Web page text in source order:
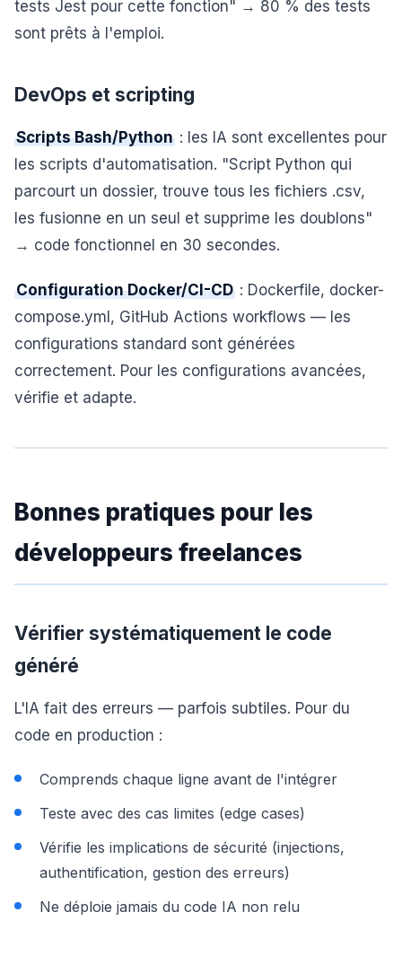
tests Jest pour cette fonction" → 80 % des tests
sont prêts à l'emploi.
DevOps et scripting
Scripts Bash/Python : les IA sont excellentes pour
les scripts d'automatisation. "Script Python qui
parcourt un dossier, trouve tous les fichiers .csv,
les fusionne en un seul et supprime les doublons"
→ code fonctionnel en 30 secondes.
Configuration Docker/CI-CD : Dockerfile, docker-
compose.yml, GitHub Actions workflows — les
configurations standard sont générées
correctement. Pour les configurations avancées,
vérifie et adapte.
Bonnes pratiques pour les
développeurs freelances
Vérifier systématiquement le code
généré
L'IA fait des erreurs — parfois subtiles. Pour du
code en production :
Comprends chaque ligne avant de l'intégrer
Teste avec des cas limites (edge cases)
Vérifie les implications de sécurité (injections,
authentification, gestion des erreurs)
Ne déploie jamais du code IA non relu